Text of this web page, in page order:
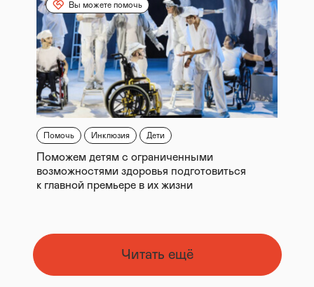
Вы можете помочь
Помочь Инклюзия Дети
Поможем детям с ограниченными
возможностями здоровья подготовиться
к главной премьере в их жизни
Читать ещё